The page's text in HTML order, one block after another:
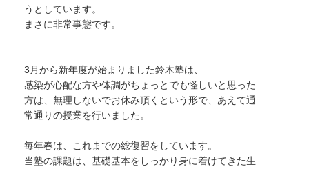
うとしています。
まさに非常事態です。
3月から新年度が始まりました鈴木塾は、
感染が心配な方や体調がちょっとでも怪しいと思った
方は、無理しないでお休み頂くという形で、 あえて通
常通りの授業を行いました。
毎年春は、これまでの総復習をしています。
当塾の課題は、基礎基本をしっかり身に着けてきた生